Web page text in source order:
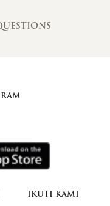
IKUTI KAMI